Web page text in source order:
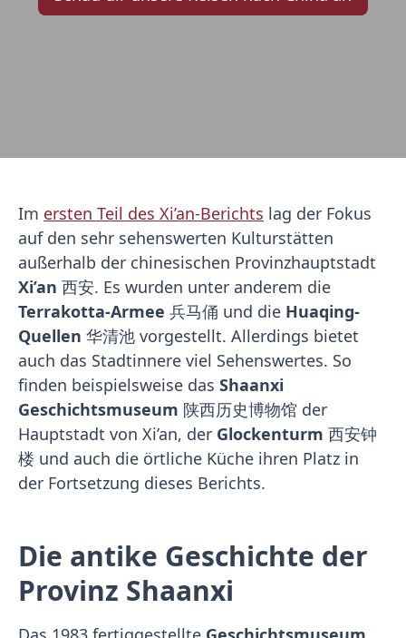
Im ersten Teil des Xi’an-Berichts lag der Fokus
auf den sehr sehenswerten Kulturstätten
außerhalb der chinesischen Provinzhauptstadt
Xi’an 西安. Es wurden unter anderem die
Terrakotta-Armee 兵马俑 und die Huaqing-
Quellen 华清池 vorgestellt. Allerdings bietet
auch das Stadtinnere viel Sehenswertes. So
finden beispielsweise das Shaanxi
Geschichtsmuseum 陕西历史博物馆 der
Hauptstadt von Xi’an, der Glockenturm 西安钟
楼 und auch die örtliche Küche ihren Platz in
der Fortsetzung dieses Berichts.
Die antike Geschichte der
Provinz Shaanxi